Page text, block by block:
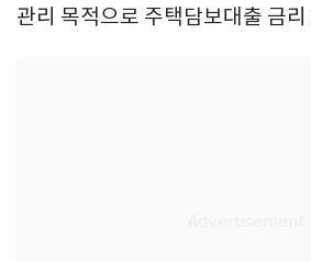
관리 목적으로 주택담보대출 금